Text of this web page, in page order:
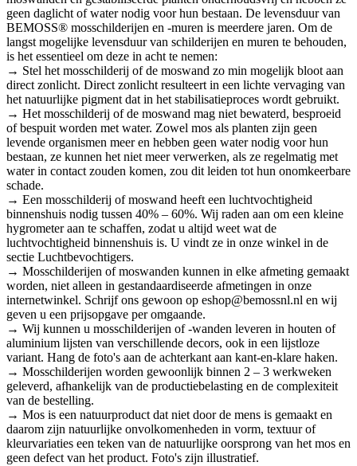
geen daglicht of water nodig voor hun bestaan. De levensduur van
BEMOSS® mosschilderijen en -muren is meerdere jaren. Om de
langst mogelijke levensduur van schilderijen en muren te behouden,
is het essentieel om deze in acht te nemen:
→ Stel het mosschilderij of de moswand zo min mogelijk bloot aan
direct zonlicht. Direct zonlicht resulteert in een lichte vervaging van
het natuurlijke pigment dat in het stabilisatieproces wordt gebruikt.
→ Het mosschilderij of de moswand mag niet bewaterd, besproeid
of bespuit worden met water. Zowel mos als planten zijn geen
levende organismen meer en hebben geen water nodig voor hun
bestaan, ze kunnen het niet meer verwerken, als ze regelmatig met
water in contact zouden komen, zou dit leiden tot hun onomkeerbare
schade.
→ Een mosschilderij of moswand heeft een luchtvochtigheid
binnenshuis nodig tussen 40% – 60%. Wij raden aan om een kleine
hygrometer aan te schaffen, zodat u altijd weet wat de
luchtvochtigheid binnenshuis is. U vindt ze in onze winkel in de
sectie Luchtbevochtigers.
→ Mosschilderijen of moswanden kunnen in elke afmeting gemaakt
worden, niet alleen in gestandaardiseerde afmetingen in onze
internetwinkel. Schrijf ons gewoon op eshop@bemossnl.nl en wij
geven u een prijsopgave per omgaande.
→ Wij kunnen u mosschilderijen of -wanden leveren in houten of
aluminium lijsten van verschillende decors, ook in een lijstloze
variant. Hang de foto's aan de achterkant aan kant-en-klare haken.
→ Mosschilderijen worden gewoonlijk binnen 2 – 3 werkweken
geleverd, afhankelijk van de productiebelasting en de complexiteit
van de bestelling.
→ Mos is een natuurproduct dat niet door de mens is gemaakt en
daarom zijn natuurlijke onvolkomenheden in vorm, textuur of
kleurvariaties een teken van de natuurlijke oorsprong van het mos en
geen defect van het product. Foto's zijn illustratief.